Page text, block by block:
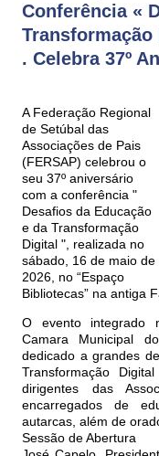
Conferência «
Transformação
. Celebra 37º
A Federação Regional
de Setúbal das
Associações de Pais
(FERSAP) celebrou o
seu 37º aniversário
com a conferência "
Desafios da Educação
e da Transformação
Digital ", realizada no
sábado, 16 de maio de
2026, no “Espaço
Bibliotecas” na antiga
O evento integrado
Camara Municipal
dedicado a grandes
Transformação
dirigentes das
encarregados de
autarcas, além de
Sessão de Abertura